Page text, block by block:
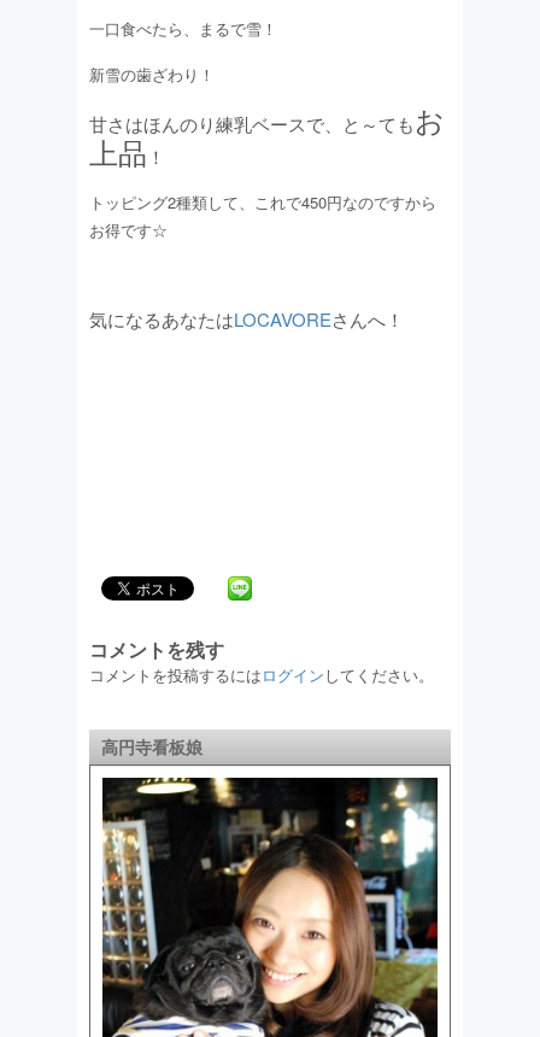
一口食べたら、まるで雪！
新雪の歯ざわり！
甘さはほんのり練乳ベースで、と～てもお
上品 ！
トッピング2種類して、これで450円なのですから
お得です☆
気になるあなたはLOCAVOREさんへ！
コメントを残す
コメントを投稿するにはログインしてください。
高円寺看板娘